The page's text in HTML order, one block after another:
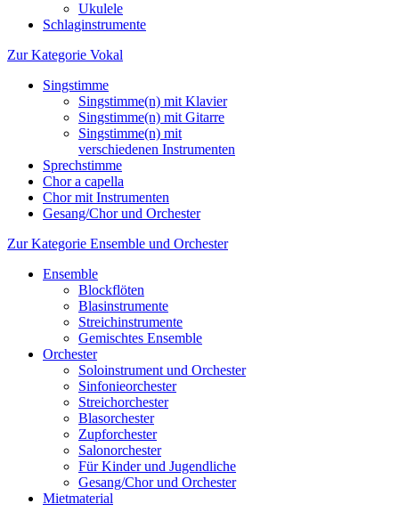
Ukulele
Schlaginstrumente
Zur Kategorie Vokal
Singstimme
Singstimme(n) mit Klavier
Singstimme(n) mit Gitarre
Singstimme(n) mit
verschiedenen Instrumenten
Sprechstimme
Chor a capella
Chor mit Instrumenten
Gesang/Chor und Orchester
Zur Kategorie Ensemble und Orchester
Ensemble
Blockflöten
Blasinstrumente
Streichinstrumente
Gemischtes Ensemble
Orchester
Soloinstrument und Orchester
Sinfonieorchester
Streichorchester
Blasorchester
Zupforchester
Salonorchester
Für Kinder und Jugendliche
Gesang/Chor und Orchester
Mietmaterial